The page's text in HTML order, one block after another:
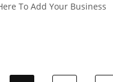
To Add Your Business